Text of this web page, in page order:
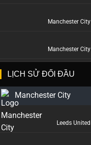
Manchester City
Manchester City
LỊCH SỬ ĐỐI ĐẦU
Manchester City
Leeds United